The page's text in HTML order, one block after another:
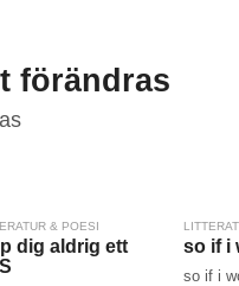
förändras
& POESI
dig aldrig ett
so if i
so if i